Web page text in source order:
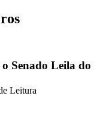
Senado Leila do
Leitura